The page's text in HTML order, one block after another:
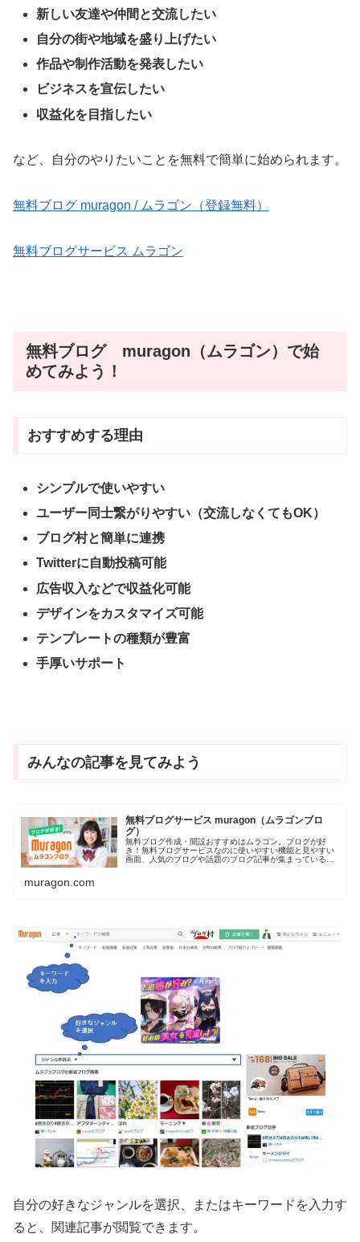
新しい友達や仲間と交流したい
自分の街や地域を盛り上げたい
作品や制作活動を発表したい
ビジネスを宣伝したい
収益化を目指したい
など、自分のやりたいことを無料で簡単に始められます。
無料ブログ muragon / ムラゴン（登録無料）
無料ブログサービス ムラゴン
無料ブログ muragon（ムラゴン）で始
めてみよう！
おすすめする理由
シンプルで使いやすい
ユーザー同士繋がりやすい（交流しなくてもOK）
ブログ村と簡単に連携
Twitterに自動投稿可能
広告収入などで収益化可能
デザインをカスタマイズ可能
テンプレートの種類が豊富
手厚いサポート
みんなの記事を見てみよう
無料ブログサービス muragon（ムラゴンブロ
グ）
無料ブログ作成・開設おすすめはムラゴン。ブログが好
き！無料ブログサービスなのに使いやすい機能と見やすい
画面、人気のブログや話題のブログ記事が集まっているの
muragon.com
自分の好きなジャンルを選択、またはキーワードを入力す
ると、関連記事が閲覧できます。